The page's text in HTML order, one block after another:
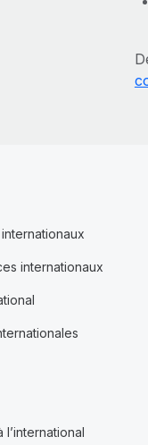
internationaux